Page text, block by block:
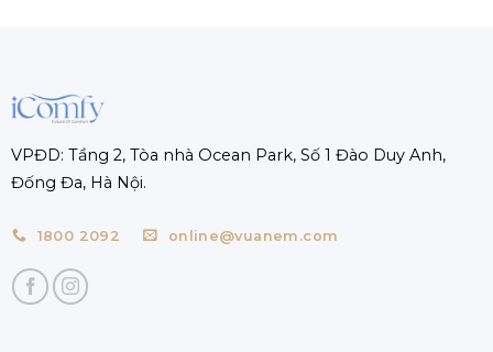
VPĐD: Tầng 2, Tòa nhà Ocean Park, Số 1 Đào Duy Anh,
Đống Đa, Hà Nội.
1800 2092 online@vuanem.com